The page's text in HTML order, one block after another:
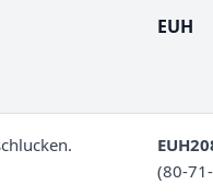
EUH
(80-